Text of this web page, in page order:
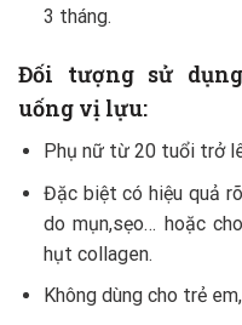
3 tháng.
Đối tượng sử
uống vị lựu:
Phụ nữ từ 20 tuổi trở
Đặc biệt có hiệu quả
do mụn,sẹo… hoặc
hụt collagen.
Không dùng cho trẻ